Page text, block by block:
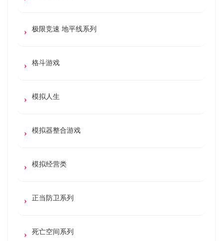
极限竞速 地平线系列
格斗游戏
模拟人生
模拟器整合游戏
模拟经营类
正当防卫系列
死亡空间系列